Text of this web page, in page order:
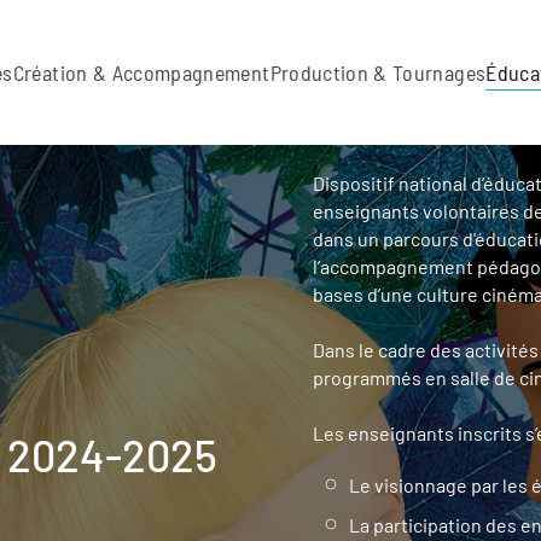
Création & AccompagnementProduction & Tournages
2024-2025
Dispositif national
enseignants volontaires
dans un parcours
l’accompagnement
bases d’une culture
Dans le cadre des
programmés en salle de
Les enseignants inscrits
Le visionnage par les
La participation des